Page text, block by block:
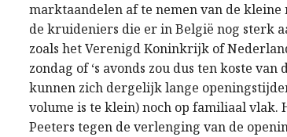
marktaandelen af te nemen van de
de kruideniers die er in België nog sterk
zoals het Verenigd Koninkrijk of
zondag of ‘s avonds zou dus ten koste
kunnen zich dergelijk lange
volume is te klein) noch op familiaal vlak.
Peeters tegen de verlenging van de